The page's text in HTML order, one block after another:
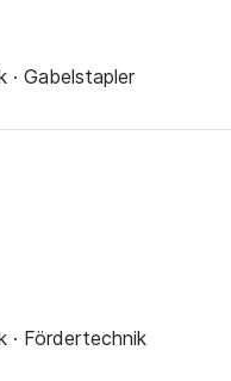
· Gabelstapler
· Fördertechnik